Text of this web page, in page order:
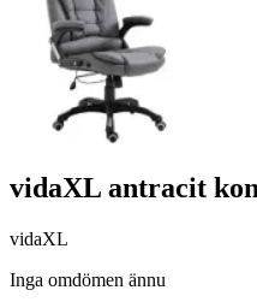
vidaXL antracit
vidaXL
Inga omdömen ännu